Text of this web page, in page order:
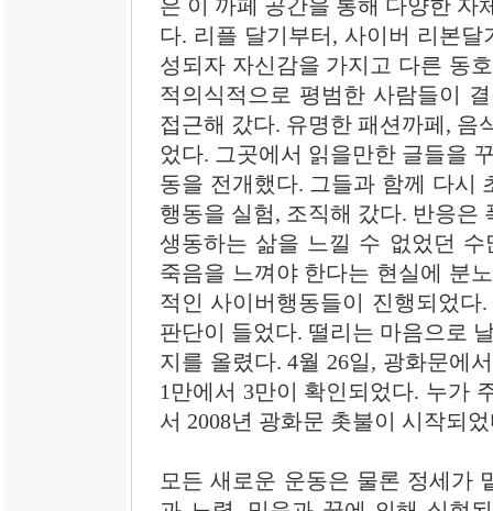
은 이 까페 공간을 통해 다양한 자
다. 리플 달기부터, 사이버 리본
성되자 자신감을 가지고 다른 동
적의식적으로 평범한 사람들이
접근해 갔다. 유명한 패션까페, 음
었다. 그곳에서 읽을만한 글들을
동을 전개했다. 그들과 함께 다시
행동을 실험, 조직해 갔다. 반응은
생동하는 삶을 느낄 수 없었던
죽음을 느껴야 한다는 현실에 분
적인 사이버행동들이 진행되었
판단이 들었다. 떨리는 마음으로
지를 올렸다. 4월 26일, 광화문에
1만에서 3만이 확인되었다. 누가
서 2008년 광화문 촛불이 시작되
모든 새로운 운동은 물론 정세가